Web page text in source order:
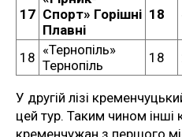
17 Спорт» Горішні
Плавні
18
18 «Тернопіль»
Тернопіль
18
У другій лізі
цей тур. Таким чином інші
кременчужан з першого